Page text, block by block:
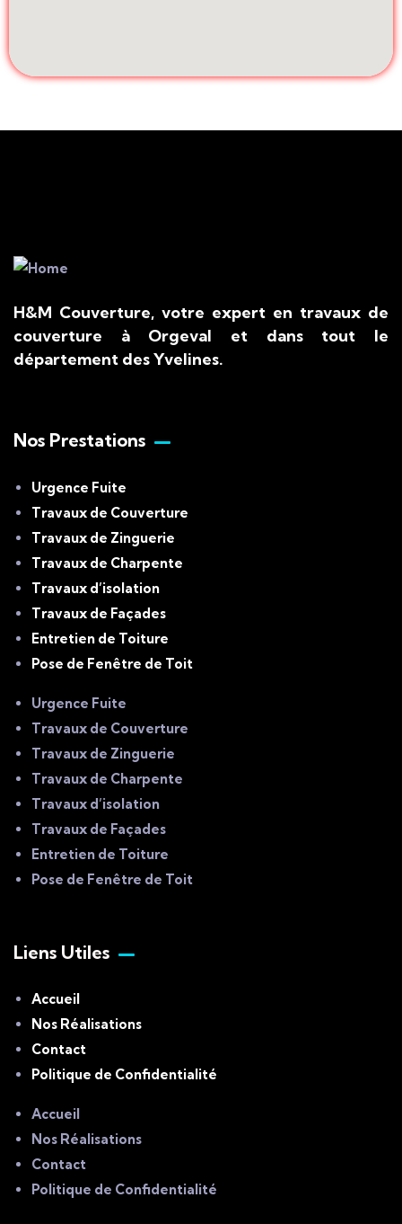
H&M Couverture, votre expert en travaux de
couverture à Orgeval et dans tout le
département des Yvelines.
Nos Prestations
Urgence Fuite
Travaux de Couverture
Travaux de Zinguerie
Travaux de Charpente
Travaux d’isolation
Travaux de Façades
Entretien de Toiture
Pose de Fenêtre de Toit
Urgence Fuite
Travaux de Couverture
Travaux de Zinguerie
Travaux de Charpente
Travaux d’isolation
Travaux de Façades
Entretien de Toiture
Pose de Fenêtre de Toit
Liens Utiles
Accueil
Nos Réalisations
Contact
Politique de Confidentialité
Accueil
Nos Réalisations
Contact
Politique de Confidentialité